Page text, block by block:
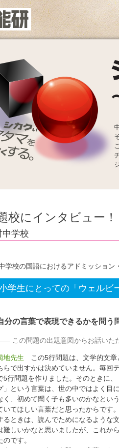
校にインタビュー！
中学校
学校の国語におけるアドミッション
学生にとっての「ウェルビ
分の言葉で表現できるかを問う
この問題の出題意図からお話いた
地先生 この5行問題は、文学的文章
らで出すかは決めていません。毎回
5行問題を作りました。そのときに
」という言葉は、世の中ではよく目
く、初めて聞く子も多いのかなとい
いてほしい言葉だと思ったからです
るときは、読んでためになるような
難しいかなと思いましたが、これか
のです。